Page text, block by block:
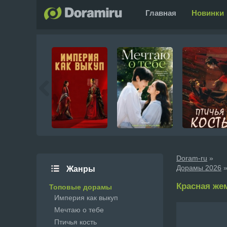
Главная Новинки
Doram-ru »
Дорамы 2026
Красная
Жанры
Топовые дорамы
Империя как выкуп
Мечтаю о тебе
Птичья кость